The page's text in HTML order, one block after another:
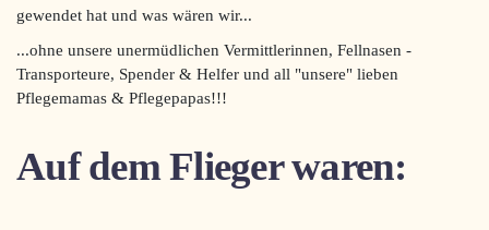
gewendet hat und was wären wir...
...ohne unsere unermüdlichen Vermittlerinnen, Fellnasen -
Transporteure, Spender & Helfer und all "unsere" lieben
Pflegemamas & Pflegepapas!!!
Auf dem Flieger waren: